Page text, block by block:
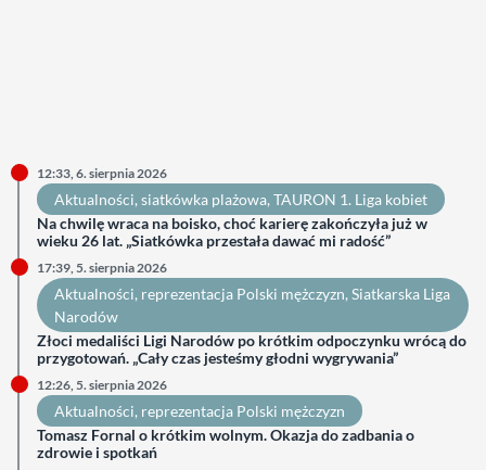
12:33, 6. sierpnia 2026
Aktualności, siatkówka plażowa, TAURON 1. Liga kobiet
Na chwilę wraca na boisko, choć karierę zakończyła już w
wieku 26 lat. „Siatkówka przestała dawać mi radość”
17:39, 5. sierpnia 2026
Aktualności, reprezentacja Polski mężczyzn, Siatkarska Liga
Narodów
Złoci medaliści Ligi Narodów po krótkim odpoczynku wrócą do
przygotowań. „Cały czas jesteśmy głodni wygrywania”
12:26, 5. sierpnia 2026
Aktualności, reprezentacja Polski mężczyzn
Tomasz Fornal o krótkim wolnym. Okazja do zadbania o
zdrowie i spotkań